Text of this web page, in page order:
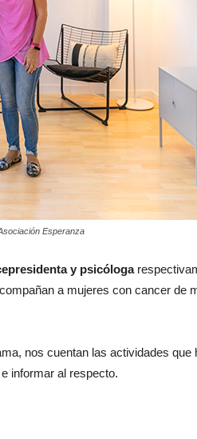
Esperanza
y psicóloga
a mujeres con cancer de
nos cuentan las actividades que
informar al respecto.